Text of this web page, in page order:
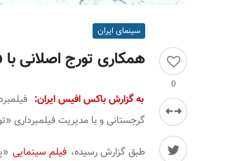
0
سینمای ایران
همکاری تورج اصلانی
به گزارش باکس افیس ایران:
گرجستانی و با مدیریت فیلمبرداری
طبق گزارش رسیده، فیلم سینمایی